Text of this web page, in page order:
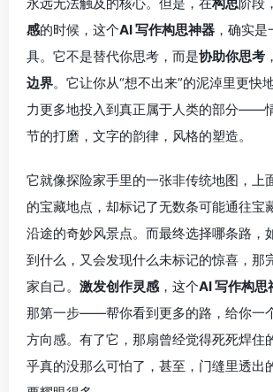
感的时候，这个AI 写作构思神器 ，确实
具。它不是替代你思考，而是协助你思考 ，
边界。它让你从“想不出来”的泥淖里更快
力更多地投入到真正属于人类的部分——
节的打磨，文字的韵律，风格的塑造。
它就像探险家手里的一张非传统地图，上
的宝藏地点，却标记了无数条可能通往宝
沿途的奇妙风景点。而最终选择哪条路，
到什么，又会发现什么未标记的惊喜，那
家自己。 激发创作灵感 ，这个AI 写作构思
那第一步——帮你看到更多的路，给你一
方向感。有了它，那扇曾经觉得死死焊住
乎真的没那么可怕了，甚至，门缝里透出